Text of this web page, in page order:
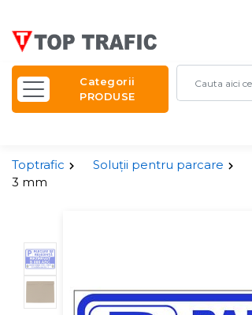
Categorii
PRODUSE
Toptrafic Soluții pentru parcare
3 mm